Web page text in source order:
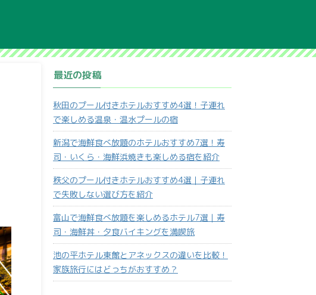
最近の投稿
秋田のプール付きホテルおすすめ4選！子連れ
で楽しめる温泉・温水プールの宿
新潟で海鮮食べ放題のホテルおすすめ7選！寿
司・いくら・海鮮浜焼きも楽しめる宿を紹介
秩父のプール付きホテルおすすめ4選｜子連れ
で失敗しない選び方を紹介
富山で海鮮食べ放題を楽しめるホテル7選｜寿
司・海鮮丼・夕食バイキングを満喫旅
池の平ホテル東館とアネックスの違いを比較！
家族旅行にはどっちがおすすめ？